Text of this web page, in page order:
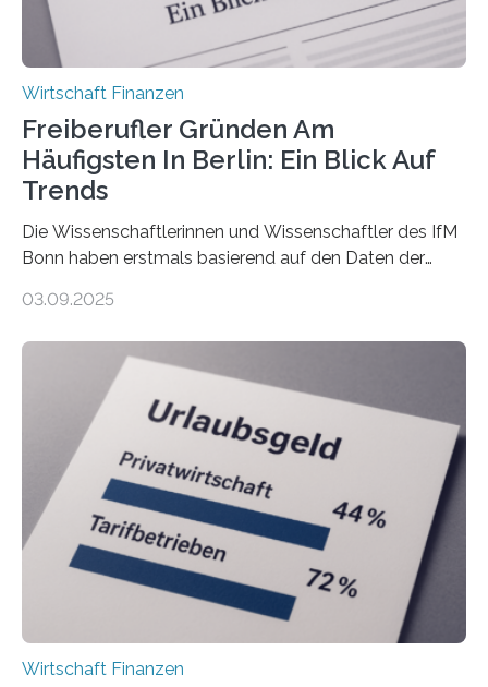
Wirtschaft Finanzen
Freiberufler Gründen Am
Häufigsten In Berlin: Ein Blick Auf
Trends
Die Wissenschaftlerinnen und Wissenschaftler des IfM
Bonn haben erstmals basierend auf den Daten der
Landkreise mit den meisten Gründungen von
ist demnach Berlin. Betrachtet man nur die Gründungen
der Freiberuflerinnen, so liegt Leipzig an der Spitze. In
Berlin starteten in 2024 die meisten Personen in eine
eigene freiberufliche Existenz, dahinter folgten die
Städte Hamburg, München und Köln. Betrachtet man
hingegen die Existenzgründungsintensität – die Anzahl
der freiberuflichen Gründungen je…
03.09.2025
Wirtschaft Finanzen